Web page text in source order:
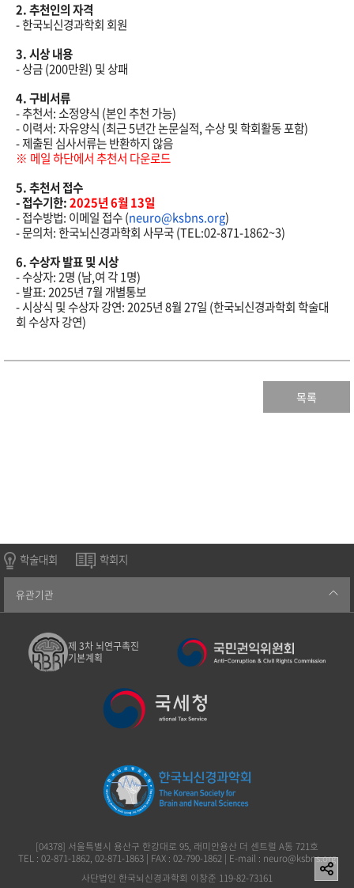
2.추천인의 자격
-한국뇌신경과학회 회원
3.시상 내용
-상금(200만원) 및 상패
4.구비서류
-추천서:소정양식 (본인추천 가능)
-이력서:자유양식 (최근5년간 논문실적,수상 및 학회활동 포함)
-제출된 심사서류는 반환하지 않음
※ 메일 하단에서 추천서 다운로드
5.추천서 접수
-접수기한:2025년6월 13일
-접수방법: 이메일 접수(neuro@ksbns.org)
-문의처:한국뇌신경과학회 사무국(TEL:02-871-1862~3)
6.수상자 발표 및 시상
-수상자: 2명 (남,여 각1명)
-발표: 2025년7월 개별통보
-시상식 및 수상자 강연: 2025년8월27일 (한국뇌신경과학회학술대
회 수상자 강연)
목록
학술대회 학회지
유관기관
제 3차 뇌연구촉진
기본계획
[04378] 서울특별시 용산구 한강대로 95, 래미안용산 더 센트럴 A동 721호
TEL : 02-871-1862, 02-871-1863 | FAX : 02-790-1862 | E-mail : neuro@ksbns.org
사단법인 한국뇌신경과학회 이창준 119-82-73161